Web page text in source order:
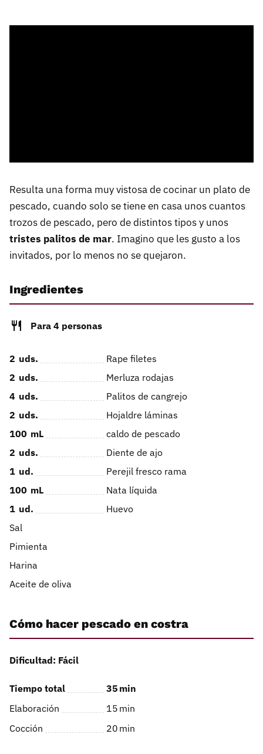
Resulta una forma muy vistosa de cocinar un plato de
pescado, cuando solo se tiene en casa unos cuantos
trozos de pescado, pero de distintos tipos y unos
tristes palitos de mar. Imagino que les gusto a los
invitados, por lo menos no se quejaron.
Ingredientes
Para 4 personas
2 uds.
Rape filetes
2 uds.
Merluza rodajas
4 uds.
Palitos de cangrejo
2 uds.
Hojaldre láminas
100 mL
caldo de pescado
2 uds.
Diente de ajo
1 ud.
Perejil fresco rama
100 mL
Nata líquida
1 ud.
Huevo
Sal
Pimienta
Harina
Aceite de oliva
Cómo hacer pescado en costra
Dificultad: Fácil
Tiempo total 35 min
Elaboración
15 min
Cocción
20 min